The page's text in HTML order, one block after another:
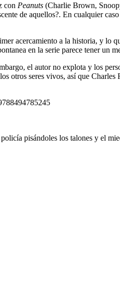
con Peanuts (Charlie Brown,
de aquellos?. En cualquier
acercamiento a la historia, y lo
en la serie parece tener un
el autor no explota y los
otros seres vivos, así que
pisándoles los talones y el